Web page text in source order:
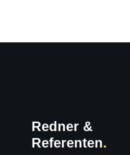
Redner &
Referenten